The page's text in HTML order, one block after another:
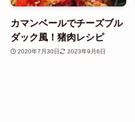
カマンベールでチーズブル
ダック風！猪肉レシピ
2020年7月30日 2023年9月6日